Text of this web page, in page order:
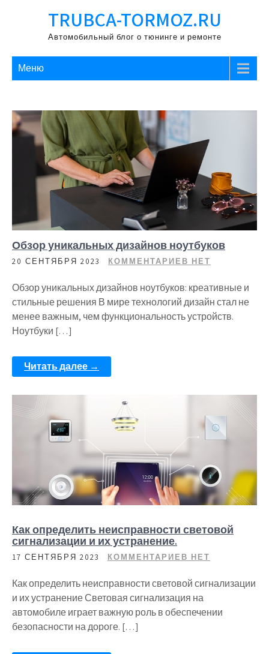
содержимому
TRUBCA-TORMOZ.RU
Автомобильный блог о тюнинге и ремонте
Меню
Обзор уникальных дизайнов ноутбуков
20 СЕНТЯБРЯ 2023 КОММЕНТАРИЕВ НЕТ
Обзор уникальных дизайнов ноутбуков: креативные и
стильные решения В мире технологий дизайн стал не
менее важным, чем функциональность устройств.
Ноутбуки […]
Читать далее →
Как определить неисправности световой
сигнализации и их устранение.
17 СЕНТЯБРЯ 2023 КОММЕНТАРИЕВ НЕТ
Как определить неисправности световой сигнализации
и их устранение Световая сигнализация на
автомобиле играет важную роль в обеспечении
безопасности на дороге. […]